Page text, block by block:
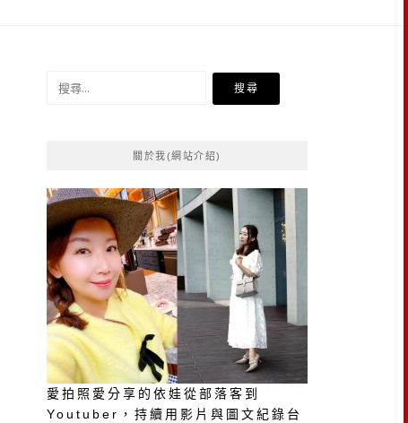
搜
關於我(網站介紹)
愛拍照愛分享的依娃從部落客到
Youtuber，持續用影片與圖文紀錄台